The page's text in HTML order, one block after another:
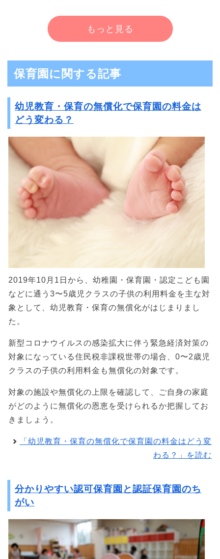
もっと見る
保育園に関する記事
幼児教育・保育の無償化で保育園の料金は
どう変わる？
2019年10月1日から、幼稚園・保育園・認定こども園
などに通う3〜5歳児クラスの子供の利用料金を主な対
象として、幼児教育・保育の無償化がはじまりまし
た。
新型コロナウイルスの感染拡大に伴う緊急経済対策の
対象になっている住民税非課税世帯の場合、0〜2歳児
クラスの子供の利用料金も無償化の対象です。
対象の施設や無償化の上限を確認して、ご自身の家庭
がどのように無償化の恩恵を受けられるか把握してお
きましょう。
「幼児教育・保育の無償化で保育園の料金はどう変
わる？」を読む
分かりやすい認可保育園と認証保育園のち
がい